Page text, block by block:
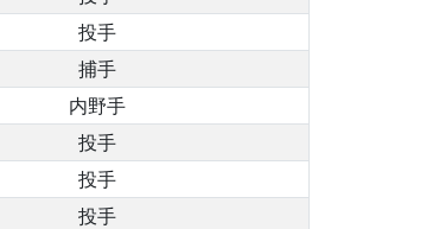
投手
捕手
内野手
投手
投手
投手